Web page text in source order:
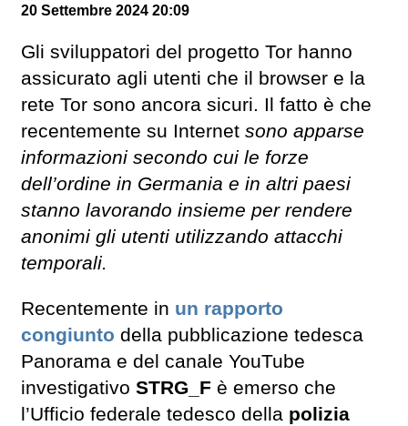
20 Settembre 2024 20:09
Gli sviluppatori del progetto Tor hanno
assicurato agli utenti che il browser e la
rete Tor sono ancora sicuri. Il fatto è che
recentemente su Internet sono apparse
informazioni secondo cui le forze
dell’ordine in Germania e in altri paesi
stanno lavorando insieme per rendere
anonimi gli utenti utilizzando attacchi
temporali.
Recentemente in un rapporto
congiunto della pubblicazione tedesca
Panorama e del canale YouTube
investigativo STRG_F è emerso che
l’Ufficio federale tedesco della polizia